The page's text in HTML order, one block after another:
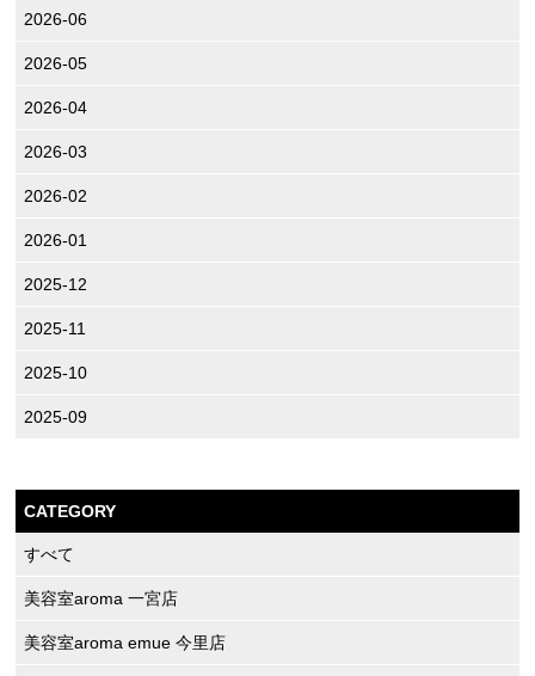
2026-06
2026-05
2026-04
2026-03
2026-02
2026-01
2025-12
2025-11
2025-10
2025-09
CATEGORY
すべて
美容室aroma 一宮店
美容室aroma emue 今里店